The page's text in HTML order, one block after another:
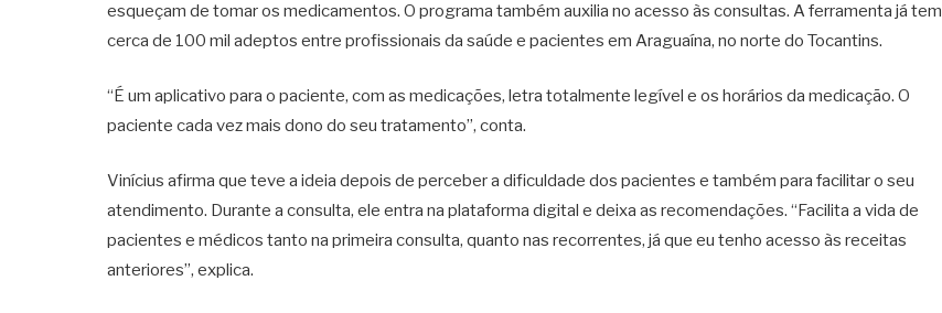
esqueçam de tomar os medicamentos. O programa também auxilia no acesso às consultas. A ferramenta já tem
cerca de 100 mil adeptos entre profissionais da saúde e pacientes em Araguaína, no norte do Tocantins.
“É um aplicativo para o paciente, com as medicações, letra totalmente legível e os horários da medicação. O
paciente cada vez mais dono do seu tratamento”, conta.
Vinícius afirma que teve a ideia depois de perceber a dificuldade dos pacientes e também para facilitar o seu
atendimento. Durante a consulta, ele entra na plataforma digital e deixa as recomendações. “Facilita a vida de
pacientes e médicos tanto na primeira consulta, quanto nas recorrentes, já que eu tenho acesso às receitas
anteriores”, explica.